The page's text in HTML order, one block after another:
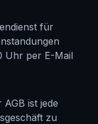
für
Uhr per E-Mail
ist jede
zu